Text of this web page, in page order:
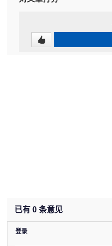
已有 0 条意见
登录